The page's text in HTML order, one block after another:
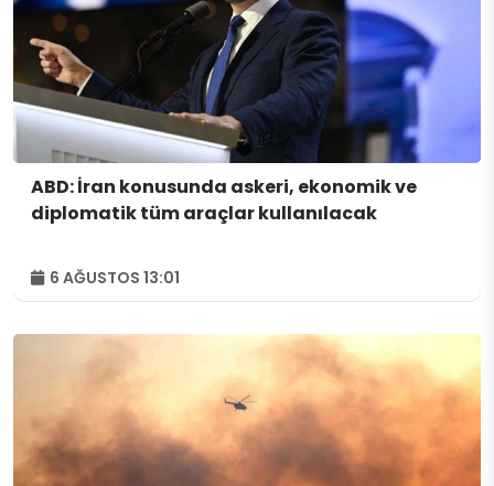
ABD: İran konusunda askeri, ekonomik ve
diplomatik tüm araçlar kullanılacak
6 AĞUSTOS 13:01